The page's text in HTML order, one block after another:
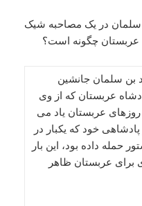
سلمان در یک مصاحبه شیک
عربستان چگونه است؟
بن سلمان جانشین
عربستان که از وی
روزهای عربستان یاد می
خود که یکبار در
حمله داده بود، این بار
برای عربستان ظاهر